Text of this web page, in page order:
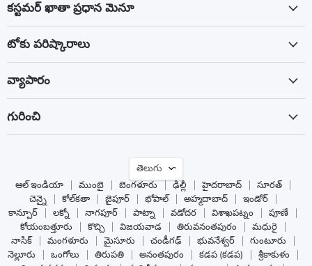
కస్టమర్ ఖాతా ప్రధాన మెనూ
టోకు పరిష్కారాలు
వ్యాపారం
గురించి
భాష
తెలుగు
ఆల్ ఇండియా
ముంబై బెంగళూరు ఢిల్లీ హైదరాబాద్
సూరత్
చెన్నై
కోల్‌కతా జైపూర్ భోపాల్ అహ్మదాబాద్
ఇండోర్
కాన్పూర్
లక్నో నాగపూర్ పాట్నా వడోదర విశాఖపట్నం
పూణే
కోయంబత్తూరు
కొచ్చి విజయవాడ తిరువనంతపురం
మధురై
నాసిక్
మంగళూరు మైసూరు చండీగఢ్ భువనేశ్వర్
గుంటూరు
నెల్లూరు
ఒంగోలు తిరుపతి అనంతపురం కడప (కడప)
శ్రీకాకుళం